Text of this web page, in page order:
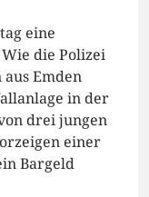
eine
die Polizei
Emden
in der
drei jungen
einer
Bargeld